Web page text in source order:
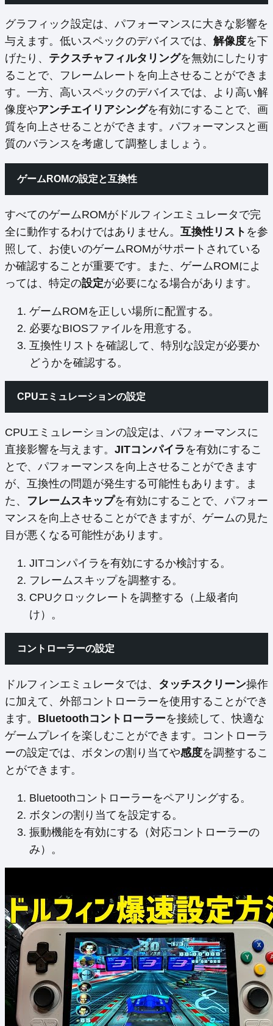
グラフィック設定は、パフォーマンスに大きな影響を
与えます。低いスペックのデバイスでは、 解像度を下
げたり、 テクスチャフィルタリングを無効にしたりす
ることで、フレームレートを向上させることができま
す。一方、高いスペックのデバイスでは、より高い解
像度やアンチエイリアシングを有効にすることで、画
質を向上させることができます。パフォーマンスと画
質のバランスを考慮して調整しましょう。
ゲームROMの設定と互換性
すべてのゲームROMがドルフィンエミュレータで完
全に動作するわけではありません。 互換性リスト を参
照して、お使いのゲームROMがサポートされている
か確認することが重要です。また、ゲームROMによ
っては、特定の設定が必要になる場合があります。
ゲームROMを正しい場所に配置する。
必要なBIOSファイルを用意する。
互換性リストを確認して、特別な設定が必要か
どうかを確認する。
CPUエミュレーションの設定
CPUエミュレーションの設定は、パフォーマンスに
直接影響を与えます。 JITコンパイラ を有効にするこ
とで、パフォーマンスを向上させることができます
が、互換性の問題が発生する可能性もあります。ま
た、 フレームスキップを有効にすることで、パフォー
マンスを向上させることができますが、ゲームの見た
目が悪くなる可能性があります。
JITコンパイラを有効にするか検討する。
フレームスキップを調整する。
CPUクロックレートを調整する（上級者向
け）。
コントローラーの設定
ドルフィンエミュレータでは、 タッチスクリーン操作
に加えて、外部コントローラーを使用することができ
ます。 Bluetoothコントローラーを接続して、快適な
ゲームプレイを楽しむことができます。コントローラ
ーの設定では、ボタンの割り当てや感度を調整するこ
とができます。
Bluetoothコントローラーをペアリングする。
ボタンの割り当てを設定する。
振動機能を有効にする（対応コントローラーの
み）。